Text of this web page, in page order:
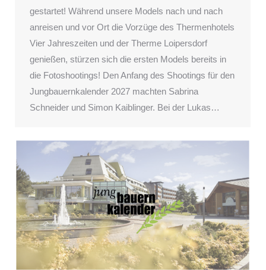
gestartet! Während unsere Models nach und nach
anreisen und vor Ort die Vorzüge des Thermenhotels
Vier Jahreszeiten und der Therme Loipersdorf
genießen, stürzen sich die ersten Models bereits in
die Fotoshootings! Den Anfang des Shootings für den
Jungbauernkalender 2027 machten Sabrina
Schneider und Simon Kaiblinger. Bei der Lukas…